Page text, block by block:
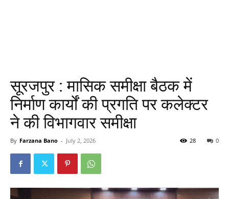
सूरजपुर : मासिक समीक्षा बैठक में
निर्माण कार्यों की प्रगति पर कलेक्टर
ने की विभागवार समीक्षा
By Farzana Bano - July 2, 2026 0
28